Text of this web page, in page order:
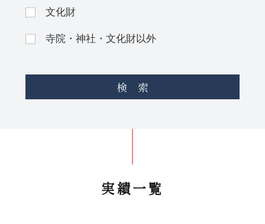
文化財
寺院・神社・文化財以外
検 索
実績一覧